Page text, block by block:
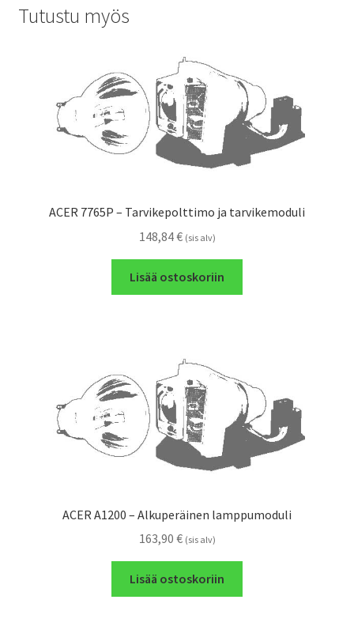
Tutustu myös
ACER 7765P – Tarvikepolttimo ja tarvikemoduli
148,84€ (sis alv)
Lisää ostoskoriin
ACER A1200 – Alkuperäinen lamppumoduli
163,90 € (sis alv)
Lisää ostoskoriin